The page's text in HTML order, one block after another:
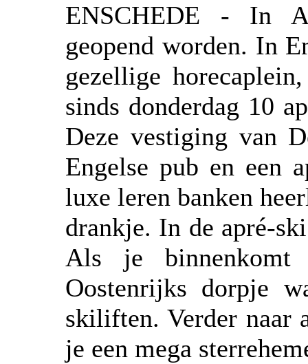
ENSCHEDE - In
geopend worden. In
gezellige
sinds donderdag 10
Deze vestiging van
Engelse pub en een
luxe leren banken
drankje. In de apré-
Als je
Oostenrijks dorpje
skiliften. Verder naar
je een mega